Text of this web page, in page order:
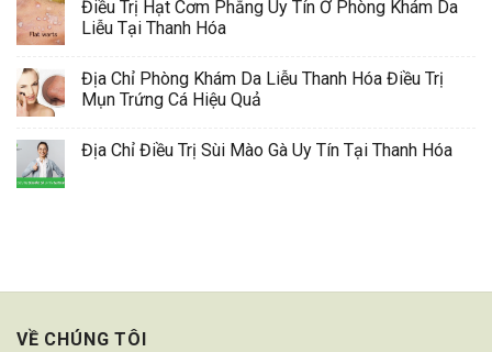
Điều Trị Hạt Cơm Phẳng Uy Tín Ở Phòng Khám Da
Liễu Tại Thanh Hóa
Địa Chỉ Phòng Khám Da Liễu Thanh Hóa Điều Trị
Mụn Trứng Cá Hiệu Quả
Địa Chỉ Điều Trị Sùi Mào Gà Uy Tín Tại Thanh Hóa
VỀ CHÚNG TÔI